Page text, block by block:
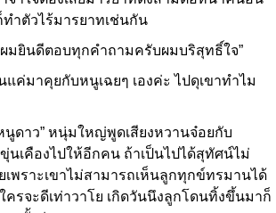
ทำตัวไร้มารยาทเช่นกัน
ยินดีตอบทุกคำถามครับผมบริสุทธิ์ใจ”
าคุยกับหนูเฉยๆ เองค่ะ ไปดุเขาทำไม
าว” หนุ่มใหญ่พูดเสียงหวานจ๋อยกับ
นเคืองไปให้อีกคน ถ้าเป็นไปได้สุทัศน์ไม่
เพราะเขาไม่สามารถเห็นลูกทุกข์ทรมานได้
ครจะดีเท่าวาโย เกิดวันนึงลูกโดนทิ้งขึ้นมาก็